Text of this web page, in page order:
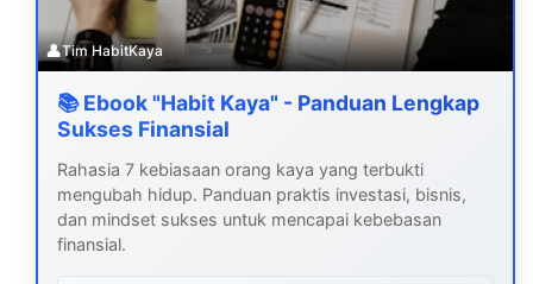
👤Tim HabitKaya
📚 Ebook "Habit Kaya" - Panduan Lengkap
Sukses Finansial
Rahasia 7 kebiasaan orang kaya yang terbukti
mengubah hidup. Panduan praktis investasi, bisnis,
dan mindset sukses untuk mencapai kebebasan
finansial.